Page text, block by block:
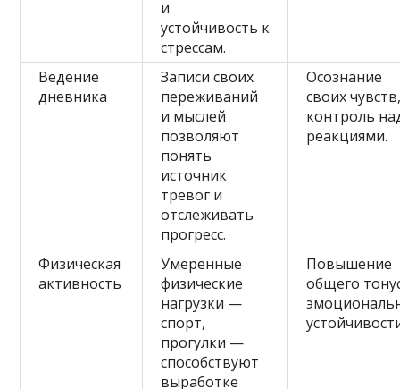
и
устойчивость к
стрессам.
Ведение
дневника
Записи своих
переживаний
и мыслей
позволяют
понять
источник
тревог и
отслеживать
прогресс.
Осознание
своих
контроль
реакциями.
Физическая
активность
Умеренные
физические
нагрузки —
спорт,
прогулки —
способствуют
выработке
Повышение
общего